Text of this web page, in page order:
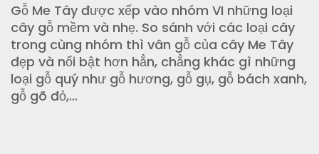
Gỗ Me Tây được xếp vào nhóm VI những loại
cây gỗ mềm và nhẹ. So sánh với các loại cây
trong cùng nhóm thì vân gỗ của cây Me Tây
đẹp và nổi bật hơn hẳn, chẳng khác gì những
loại gỗ quý như gỗ hương, gỗ gụ, gỗ bách xanh,
gỗ gõ đỏ,…